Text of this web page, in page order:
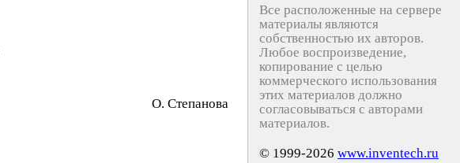
O. Cтeпaнoвa
Все расположенные на сервере
материалы являются
собственностью их авторов.
Любое воспроизведение,
копирование с целью
коммерческого использования
этих материалов должно
согласовываться с авторами
материалов.
© 1999-2026 www.inventech.ru